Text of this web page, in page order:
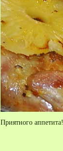
Приятного аппетита!